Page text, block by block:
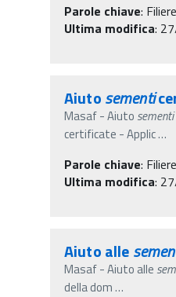
Parole chiave:
Ultima modifica:
Aiutosementi
Masaf - Aiuto sementi
certificate - Applic…
Parole chiave:
Ultima modifica:
Aiuto alle
Masaf - Aiuto alle
della dom…